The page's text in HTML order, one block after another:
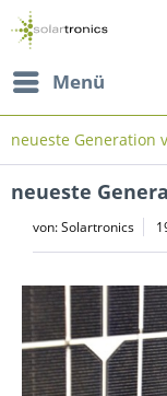
Menü
neueste Generation
neueste
von:Solartronics